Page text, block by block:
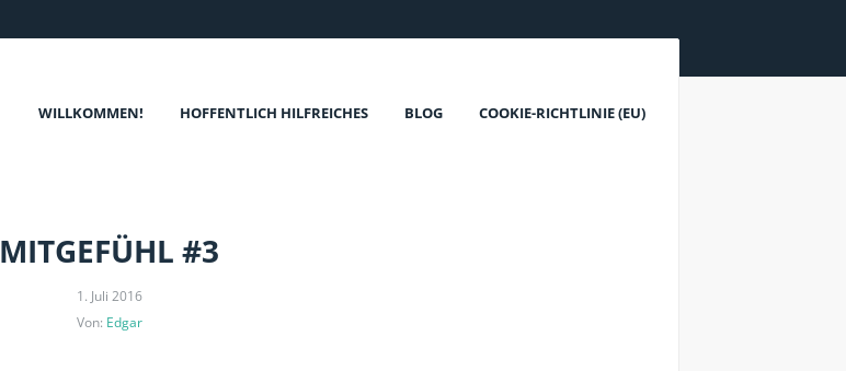
WILLKOMMEN! HOFFENTLICH HILFREICHES BLOG COOKIE-RICHTLINIE (EU)
MITGEFÜHL #3
1. Juli 2016
Von: Edgar